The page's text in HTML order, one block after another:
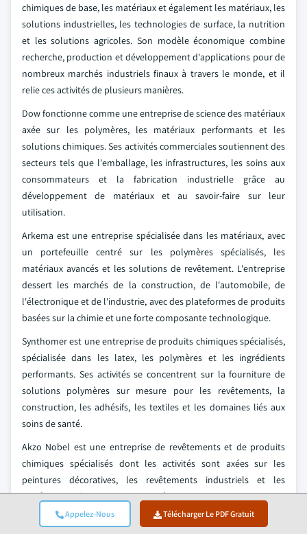
Appelez-Nous Télécharger Le PDF Gratuit
chimiques de base, les matériaux et également les matériaux, les
solutions industrielles, les technologies de surface, la nutrition
et les solutions agricoles. Son modèle économique combine
recherche, production et développement d'applications pour de
nombreux marchés industriels finaux à travers le monde, et il
relie ces activités de plusieurs manières.
Dow fonctionne comme une entreprise de science des matériaux
axée sur les polymères, les matériaux performants et les
solutions chimiques. Ses activités commerciales soutiennent des
secteurs tels que l'emballage, les infrastructures, les soins aux
consommateurs et la fabrication industrielle grâce au
développement de matériaux et au savoir-faire sur leur
utilisation.
Arkema est une entreprise spécialisée dans les matériaux, avec
un portefeuille centré sur les polymères spécialisés, les
matériaux avancés et les solutions de revêtement. L'entreprise
dessert les marchés de la construction, de l'automobile, de
l'électronique et de l'industrie, avec des plateformes de produits
basées sur la chimie et une forte composante technologique.
Synthomer est une entreprise de produits chimiques spécialisés,
spécialisée dans les latex, les polymères et les ingrédients
performants. Ses activités se concentrent sur la fourniture de
solutions polymères sur mesure pour les revêtements, la
construction, les adhésifs, les textiles et les domaines liés aux
soins de santé.
Akzo Nobel est une entreprise de revêtements et de produits
chimiques spécialisés dont les activités sont axées sur les
peintures décoratives, les revêtements industriels et les
matériaux performants. Ses activités soutiennent les secteurs de
la construction, des transports et de l'industrie en fournissant
des solutions de protection et de finition des surfaces.